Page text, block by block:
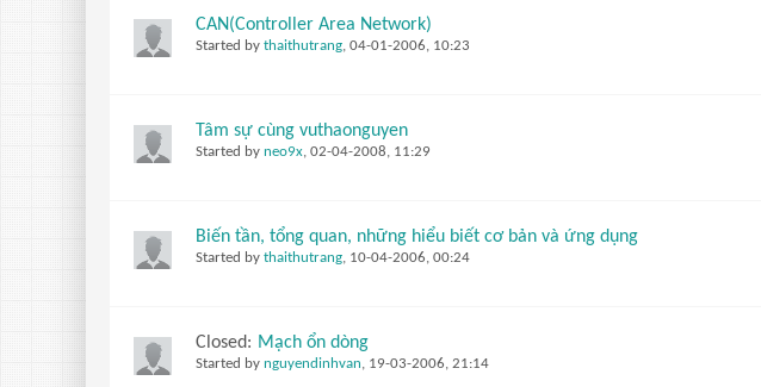
CAN(Controller Area Network)
Started by thaithutrang, 04-01-2006, 10:23
Tâm sự cùng vuthaonguyen
Started by neo9x, 02-04-2008, 11:29
Biến tần, tổng quan, những hiểu biết cơ bản và ứng dụng
Started by thaithutrang, 10-04-2006, 00:24
Closed: Mạch ổn dòng
Started by nguyendinhvan, 19-03-2006, 21:14